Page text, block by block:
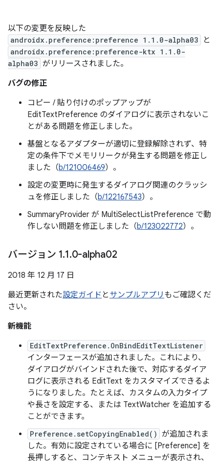
以下の変更を反映した
androidx.preference:preference 1.1.0-alpha03 と
androidx.preference:preference-ktx 1.1.0-
alpha03 がリリースされました。
バグの修正
コピー / 貼り付けのポップアップが
EditTextPreference のダイアログに表示されないこ
とがある問題を修正しました。
基盤となるアダプターが適切に登録解除されず、特
定の条件下でメモリリークが発生する問題を修正し
ました（b/121006469）。
設定の変更時に発生するダイアログ関連のクラッシ
ュを修正しました（b/122167543）。
SummaryProvider が MultiSelectListPreference で動
作しない問題を修正しました（b/123022772）。
バージョン 1.1.0-alpha02
2018 年 12 月 17 日
最近更新された設定ガイド と サンプルアプリ もご確認くだ
さい。
新機能
EditTextPreference.OnBindEditTextListener
インターフェースが追加されました。これにより、
ダイアログがバインドされた後で、対応するダイア
ログに表示される EditText をカスタマイズできるよ
うになりました。たとえば、カスタムの入力タイプ
や長さを設定する、または TextWatcher を追加する
ことができます。
Preference.setCopyingEnabled() が追加されま
した。有効に設定されている場合に [Preference] を
長押しすると、コンテキスト メニューが表示され、